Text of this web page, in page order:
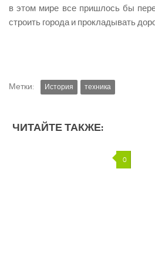
в этом мире все пришлось бы
строить города и прокладывать
Метки: История техника
ЧИТАЙТЕ ТАКЖЕ:
0